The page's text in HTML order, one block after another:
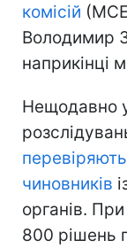
комісій
Володимир
наприкінці
Нещодавно
чиновників
органів.
800 рішень